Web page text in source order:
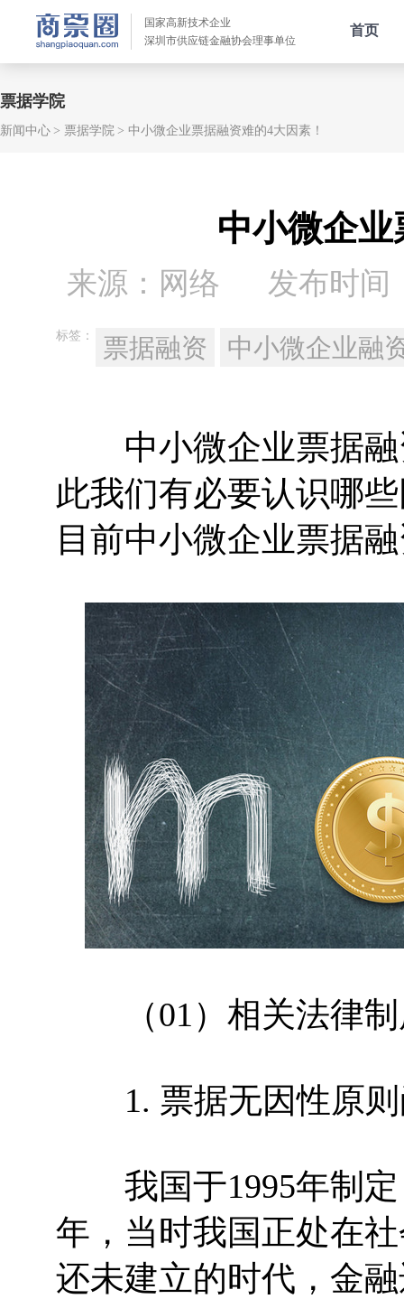
国家高新技术企业
深圳市供应链金融协会理事单位
首页
票据学院
新闻中心 票据学院 中小微企业票据融资难的4大因素！
中小微企
来源：网络 发布时间
标签： 票据融资 中小微企业融
中小微企业票据融
此我们有必要认识哪
目前中小微企业票据
（01）相关法律制
1. 票据无因性原则
我国于1995年制定
年，当时我国正处在
还未建立的时代，金